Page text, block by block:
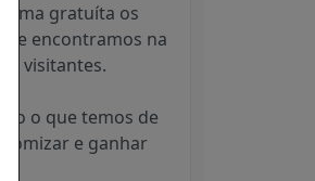
gratuíta os
encontramos na
visitantes.
o que temos de
e ganhar